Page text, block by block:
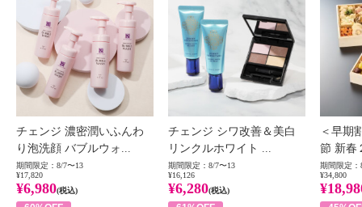
チェンジ 濃密潤いふんわ
り泡洗顔 バブルウォ...
期間限定：8/7〜13
¥17,820
¥6,980(税込)
チェンジ シワ改善＆美白
リンクルホワイト ...
期間限定：8/7〜13
¥16,126
¥6,280(税込)
＜早期
節 新春
期間限定：
¥34,800